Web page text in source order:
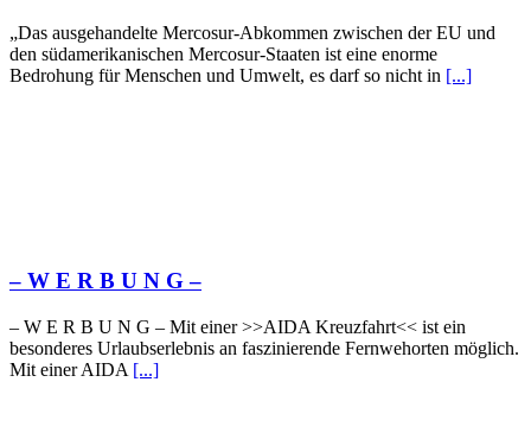
„Das ausgehandelte Mercosur-Abkommen zwischen der EU und
den südamerikanischen Mercosur-Staaten ist eine enorme
Bedrohung für Menschen und Umwelt, es darf so nicht in [...]
– W Ε R Β U Ν G –
– W Ε R Β U Ν G – Mit einer >>AIDA Kreuzfahrt<< ist ein
besonderes Urlaubserlebnis an faszinierende Fernwehorten möglich.
Mit einer AIDA [...]